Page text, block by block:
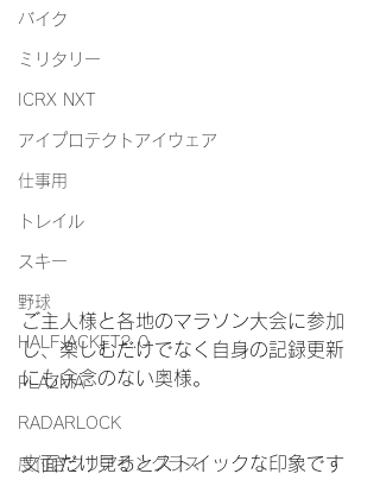
バイク
ミリタリー
ICRX NXT
アイプロテクトアイウェア
仕事用
トレイル
スキー
野球
HALFJACKET2.0
PLAZMA
RADARLOCK
度付きクリアサングラス
ご主人様と各地のマラソン大会に参加
し、楽しむだけでなく自身の記録更新
にも余念のない奥様。
文面だけ見るとストイックな印象です